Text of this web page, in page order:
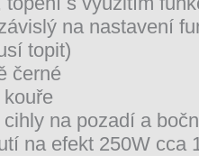
na nastavení
topit)
černé
na pozadí a
na efekt 250W cca